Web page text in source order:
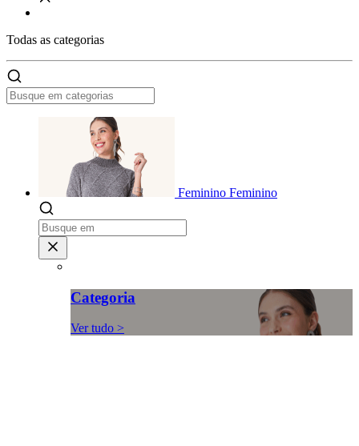
Todas as categorias
Feminino Feminino
Categoria
Ver tudo >